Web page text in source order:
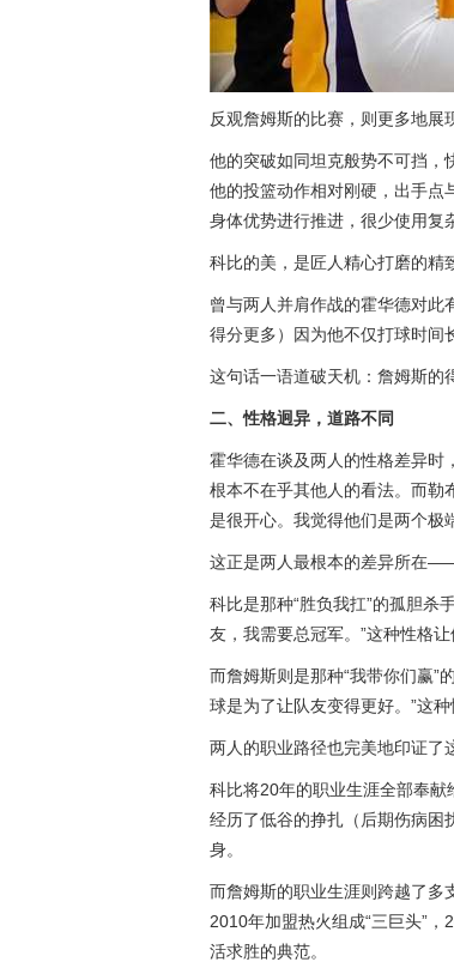
反观詹姆斯的比赛，则更多地展
他的突破如同坦克般势不可挡，
他的投篮动作相对刚硬，出手点
身体优势进行推进，很少使用复
科比的美，是匠人精心打磨的精
曾与两人并肩作战的霍华德对此
得分更多）因为他不仅打球时间
这句话一语道破天机：詹姆斯的
二、性格迥异，道路不同
霍华德在谈及两人的性格差异时
根本不在乎其他人的看法。而勒
是很开心。我觉得他们是两个极
这正是两人最根本的差异所在
科比是那种“胜负我扛”的孤胆杀
友，我需要总冠军。”这种性格
而詹姆斯则是那种“我带你们赢”
球是为了让队友变得更好。”这
两人的职业路径也完美地印证了
科比将20年的职业生涯全部奉
经历了低谷的挣扎（后期伤病困
身。
而詹姆斯的职业生涯则跨越了多
2010年加盟热火组成“三巨头”
活求胜的典范。